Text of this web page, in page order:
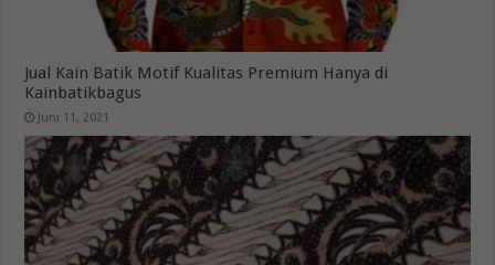
Jual Kain Batik Motif Kualitas Premium Hanya di
Kainbatikbagus
Juni 11, 2021